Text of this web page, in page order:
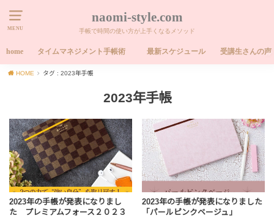
MENU
naomi-style.com
手帳で時間の使い方が上手くなるメソッド
home タイムマネジメント手帳術 最新スケジュール 受講生さんの声
HOME タグ : 2023年手帳
2023年手帳
2023年の手帳が発表になりまし
た プレミアムフォース２０２３
2023年の手帳が発表になりました
「パールピンクベージュ」